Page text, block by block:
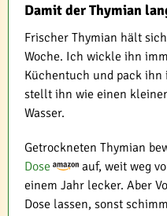
Damit der Thymian
Frischer Thymian hält
Woche. Ich wickle ihn
Küchentuch und pack ihn
stellt ihn wie einen
Wasser.
Getrockneten Thymian
Dose
auf, weit weg
einem Jahr lecker. Aber
Dose lassen, sonst